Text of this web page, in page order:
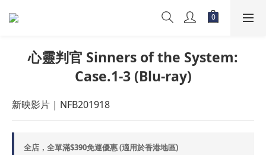
心靈判官 Sinners of the System:
Case.1-3 (Blu-ray)
新映影片 | NFB201918
全店，全單滿$390免運優惠 (適用於香港地區)